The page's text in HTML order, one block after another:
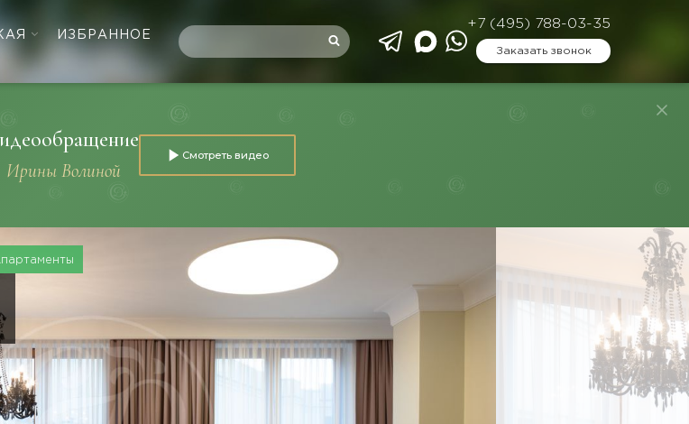
ИЗБРАННОЕ
+7 (495) 788-03-35
Заказать звонок
Ирины Волиной
Смотреть видео